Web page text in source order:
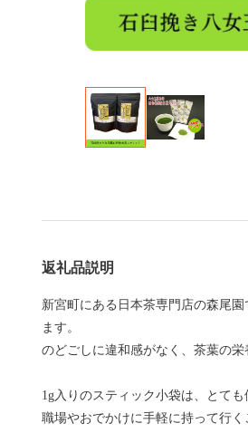
返礼品説明
新宮町にある日本茶専門店の森尾
ます。
のどごしに違和感がなく、茶葉の栄
1g入りのスティック小袋は、とても
職場やおでかけに手軽に持って行く